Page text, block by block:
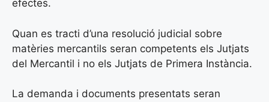
efectes.
Quan es tracti d’una resolució judicial sobre
matèries mercantils seran competents els Jutjats
del Mercantil i no els Jutjats de Primera Instància.
La demanda i documents presentats seran